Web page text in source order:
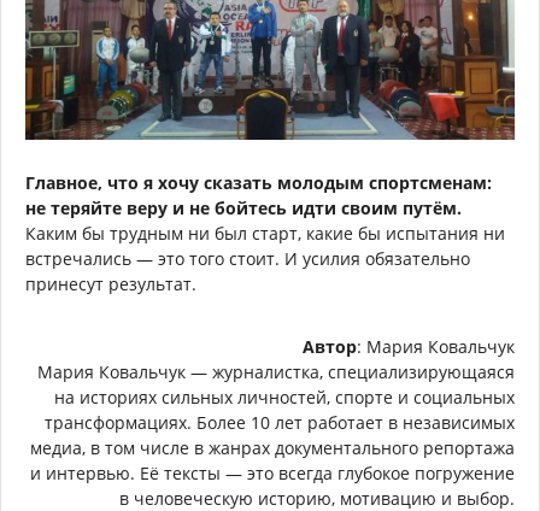
Главное, что я хочу сказать молодым спортсменам:
не теряйте веру и не бойтесь идти своим путём.
Каким бы трудным ни был старт, какие бы испытания ни
встречались — это того стоит. И усилия обязательно
принесут результат.
Автор: Мария Ковальчук
Мария Ковальчук — журналистка, специализирующаяся
на историях сильных личностей, спорте и социальных
трансформациях. Более 10 лет работает в независимых
медиа, в том числе в жанрах документального репортажа
и интервью. Её тексты — это всегда глубокое погружение
в человеческую историю, мотивацию и выбор.